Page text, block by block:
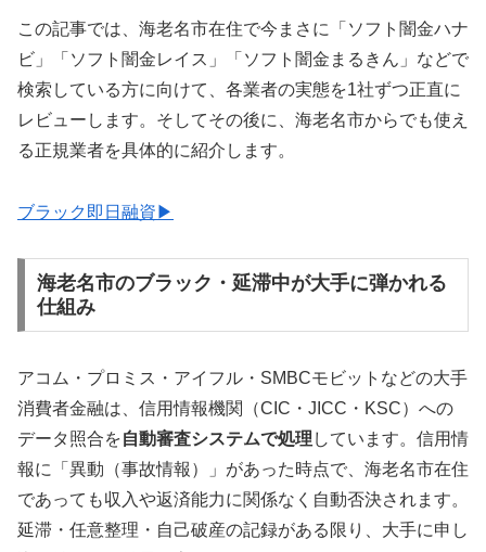
この記事では、海老名市在住で今まさに「ソフト闇金ハナ
ビ」「ソフト闇金レイス」「ソフト闇金まるきん」などで
検索している方に向けて、各業者の実態を1社ずつ正直に
レビューします。そしてその後に、海老名市からでも使え
る正規業者を具体的に紹介します。
ブラック即日融資▶
海老名市のブラック・延滞中が大手に弾かれる
仕組み
アコム・プロミス・アイフル・SMBCモビットなどの大手
消費者金融は、信用情報機関（CIC・JICC・KSC）への
データ照合を自動審査システムで処理 しています。信用情
報に「異動（事故情報）」があった時点で、海老名市在住
であっても収入や返済能力に関係なく自動否決されます。
延滞・任意整理・自己破産の記録がある限り、大手に申し